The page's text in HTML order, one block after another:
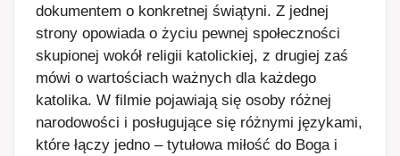
dokumentem o konkretnej świątyni. Z jednej
strony opowiada o życiu pewnej społeczności
skupionej wokół religii katolickiej, z drugiej zaś
mówi o wartościach ważnych dla każdego
katolika. W filmie pojawiają się osoby różnej
narodowości i posługujące się różnymi językami,
które łączy jedno – tytułowa miłość do Boga i